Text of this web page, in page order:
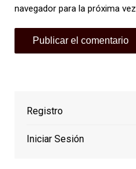
navegador para la próxima
Registro
Iniciar Sesión